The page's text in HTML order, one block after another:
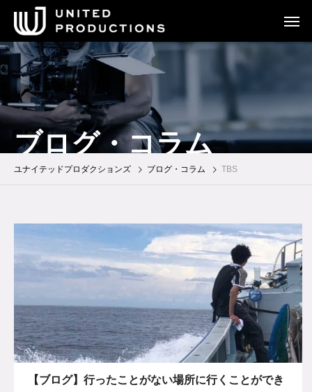
ブログ・コラム
ユナイテッドプロダクションズ ブログ・コラム TBS
【ブログ】行ったことがない場所に行くことができ